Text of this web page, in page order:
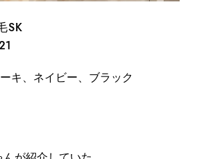
SK
キ、ネイビー、ブラック